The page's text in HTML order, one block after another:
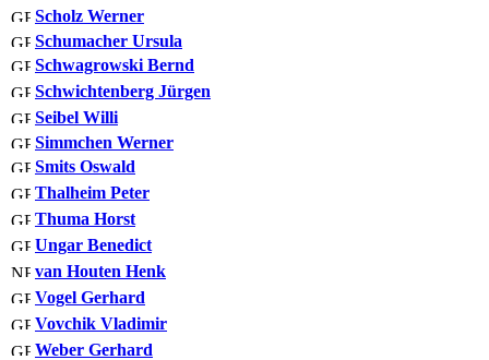
Scholz Werner
Schumacher Ursula
Schwagrowski Bernd
Schwichtenberg Jürgen
Seibel Willi
Simmchen Werner
Smits Oswald
Thalheim Peter
Thuma Horst
Ungar Benedict
van Houten Henk
Vogel Gerhard
Vovchik Vladimir
Weber Gerhard